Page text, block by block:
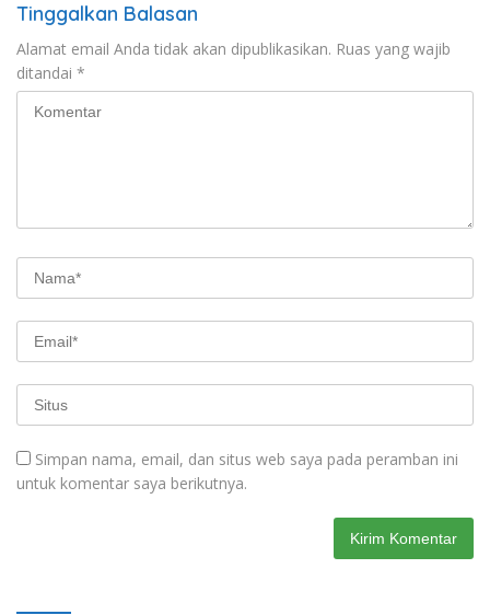
Tinggalkan Balasan
Alamat email Anda tidak akan dipublikasikan. Ruas yang wajib
ditandai *
Simpan nama, email, dan situs web saya pada peramban ini
untuk komentar saya berikutnya.